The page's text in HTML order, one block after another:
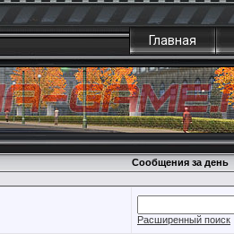
Главная
Сообщения за день
Расширенный поиск